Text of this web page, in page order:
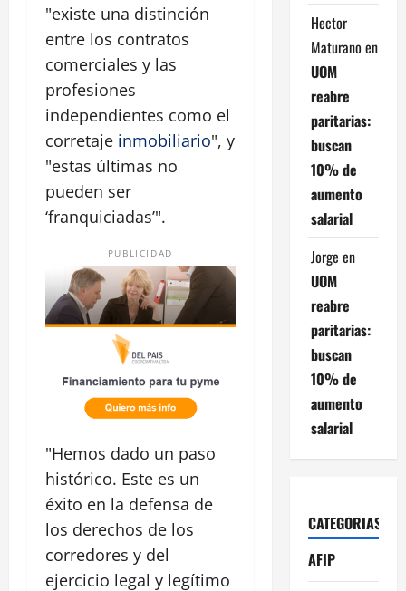
"existe una distinción
entre los contratos
comerciales y las
profesiones
independientes como el
corretaje inmobiliario", y
"estas últimas no
pueden ser
‘franquiciadas’".
PUBLICIDAD
"Hemos dado un paso
histórico. Este es un
éxito en la defensa de
los derechos de los
corredores y del
ejercicio legal y legítimo
Hector
Maturano en
UOM
reabre
paritarias:
buscan
10% de
aumento
salarial
Jorge en
UOM
reabre
paritarias:
buscan
10% de
aumento
salarial
CATEGORIAS
AFIP